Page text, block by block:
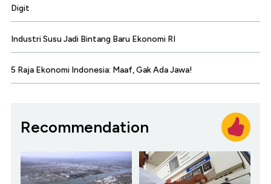
Digit
Industri Susu Jadi Bintang Baru Ekonomi RI
5 Raja Ekonomi Indonesia: Maaf, Gak Ada Jawa!
Recommendation